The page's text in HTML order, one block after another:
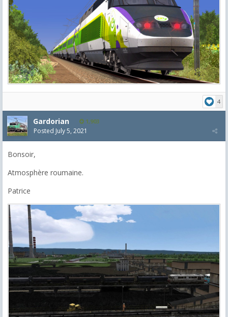
4
Gardorian 1,903
Posted July 5, 2021
Bonsoir,
Atmosphère roumaine.
Patrice